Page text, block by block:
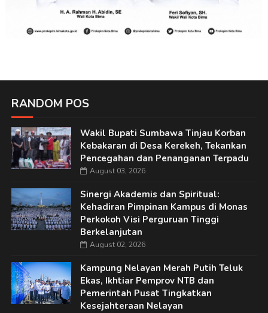
RANDOM POS
Wakil Bupati Sumbawa Tinjau Korban
Kebakaran di Desa Kerekeh, Tekankan
Pencegahan dan Penanganan Terpadu
August 03, 2026
Sinergi Akademis dan Spiritual:
Kehadiran Pimpinan Kampus di Monas
Perkokoh Visi Perguruan Tinggi
Berkelanjutan
August 02, 2026
Kampung Nelayan Merah Putih Teluk
Ekas, Ikhtiar Pemprov NTB dan
Pemerintah Pusat Tingkatkan
Kesejahteraan Nelayan